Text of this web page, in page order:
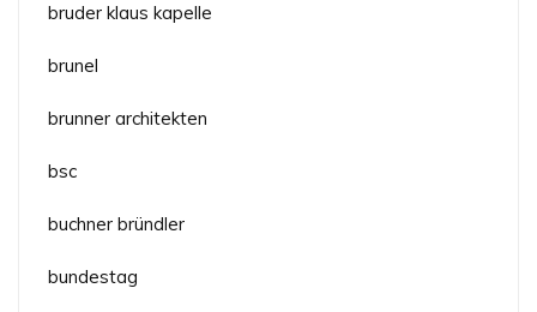
bruder klaus kapelle
brunel
brunner architekten
bsc
buchner bründler
bundestag